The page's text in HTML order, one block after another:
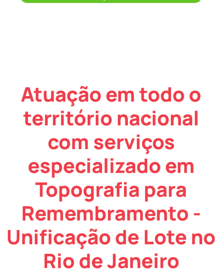
Atuação em todo o
território nacional
com serviços
especializado em
Topografia para
Remembramento -
Unificação de Lote no
Rio de Janeiro